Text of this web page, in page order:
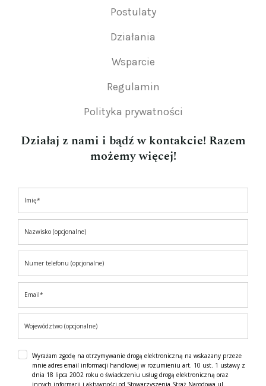
Postulaty
Działania
Wsparcie
Regulamin
Polityka prywatności
Działaj z nami i bądź w kontakcie! Razem
możemy więcej!
Wyrażam zgodę na otrzymywanie drogą elektroniczną na wskazany przeze
mnie adres email informacji handlowej w rozumieniu art. 10 ust. 1 ustawy z
dnia 18 lipca 2002 roku o świadczeniu usług drogą elektroniczną oraz
innych informacji i aktywności od Stowarzyszenia Straż Narodowa ul.